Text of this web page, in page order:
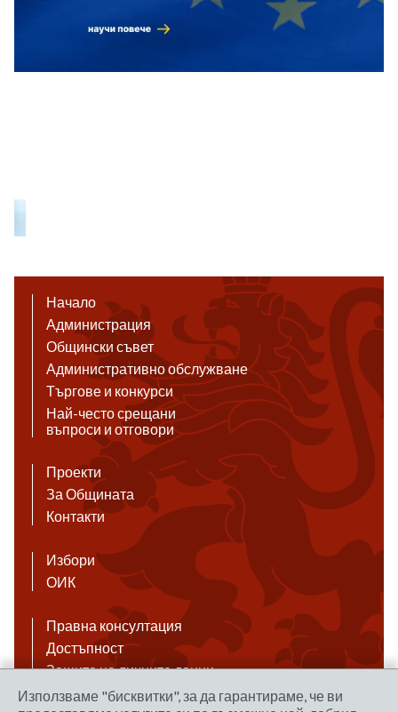
Начало
Администрация
Общински съвет
Административно обслужване
Търгове и конкурси
Най-често срещани
въпроси и отговори
Проекти
За Общината
Контакти
Избори
ОИК
Правна консултация
Достъпност
Защита на личните данни
Антикорупция
Използваме "бисквитки", за да гарантираме, че ви